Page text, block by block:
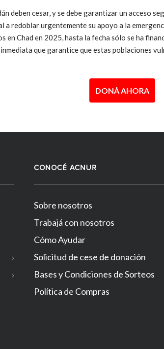
deben cesar, y se debe garantizar un acceso
a redoblar urgentemente su apoyo a la
en Chad en 2025, hasta la fecha sólo se ha
que garantice que estas poblaciones
DONÁ AHORA
CONOCÉ ACNUR
Sobre nosotros
Trabajá con nosotros
Cómo Ayudar
Solicitud de cese de donación
Bases y Condiciones de Sorteos
Política de Compras